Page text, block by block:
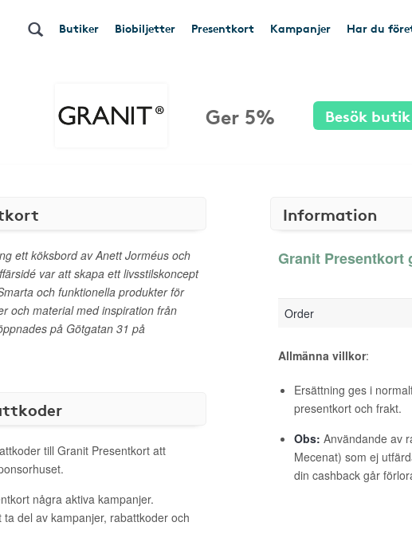
Butiker Biobiljetter Presentkort Kampanjer Har du
Ger 5% Besök butik
ett köksbord av Anett Jorméus och
var att skapa ett livsstilskoncept
och funktionella produkter för
och material med inspiration från
på Götgatan 31 på
till Granit Presentkort att
några aktiva kampanjer.
del av kampanjer, rabattkoder och
Information
Granit Presentkort
Order
Allmänna villkor:
Ersättning ges i
presentkort och frakt.
Obs: Användande av
Mecenat) som ej
din cashback går